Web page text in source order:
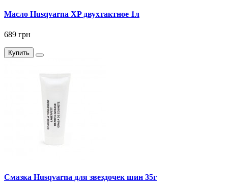
Масло Husqvarna XP двухтактное 1л
689 грн
Купить
Смазка Husqvarna для звездочек шин 35г